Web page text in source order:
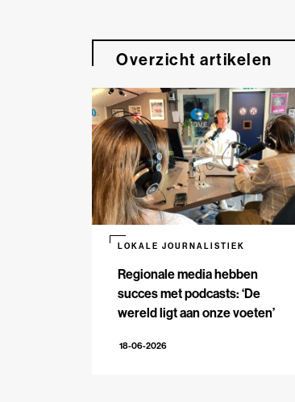
Overzicht artikelen
Regionale media hebben
succes met podcasts: ‘De
wereld ligt aan onze voeten’
LOKALE JOURNALISTIEK
18-06-2026